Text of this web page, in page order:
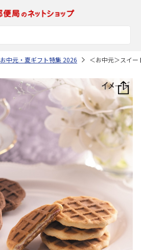
お中元・夏ギフト特集 2026 ＜お中元＞スイ